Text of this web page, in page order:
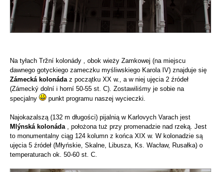
Na tyłach Tržní kolonády , obok wieży Zamkowej (na miejscu
dawnego gotyckiego zameczku myśliwskiego Karola IV) znajduje się
Zámecká kolonádaz początku XX w., a w niej ujęcia 2 źródeł
(Zámecký dolní i horní 50-55 st. C). Zostawiliśmy je sobie na
specjalny
punkt programu naszej wycieczki.
Najokazalszą (132 m długości) pijalnią w Karlovych Varach jest
Mlýnská kolonáda, położona tuż przy promenadzie nad rzeką. Jest
to monumentalny ciąg 124 kolumn z końca XIX w. W kolonadzie są
ujęcia 5 źródeł (Młyńskie, Skalne, Libusza, Ks. Wacław, Rusałka) o
temperaturach ok. 50-60 st. C.